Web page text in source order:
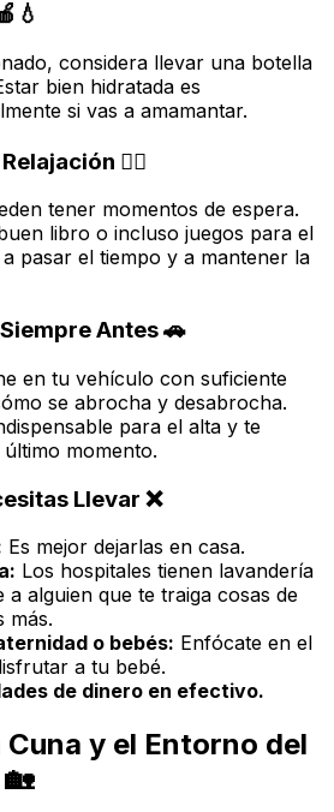
considera llevar una botella
bien hidratada es
si vas a amamantar.
🧘‍♀️
tener momentos de espera.
libro o incluso juegos para el
pasar el tiempo y a mantener la
Antes 🚗
en tu vehículo con suficiente
se abrocha y desabrocha.
para el alta y te
momento.
Llevar ❌
Es mejor dejarlas en casa.
Los hospitales tienen lavandería
a alguien que te traiga cosas de
más.
o bebés: Enfócate en el
a tu bebé.
de dinero en efectivo.
y el Entorno del